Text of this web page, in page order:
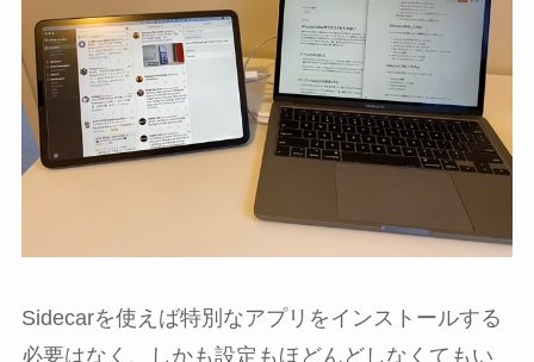
Sidecarを使えば特別なアプリをインストールする
必要はなく、しかも設定もほどんどしなくてもい